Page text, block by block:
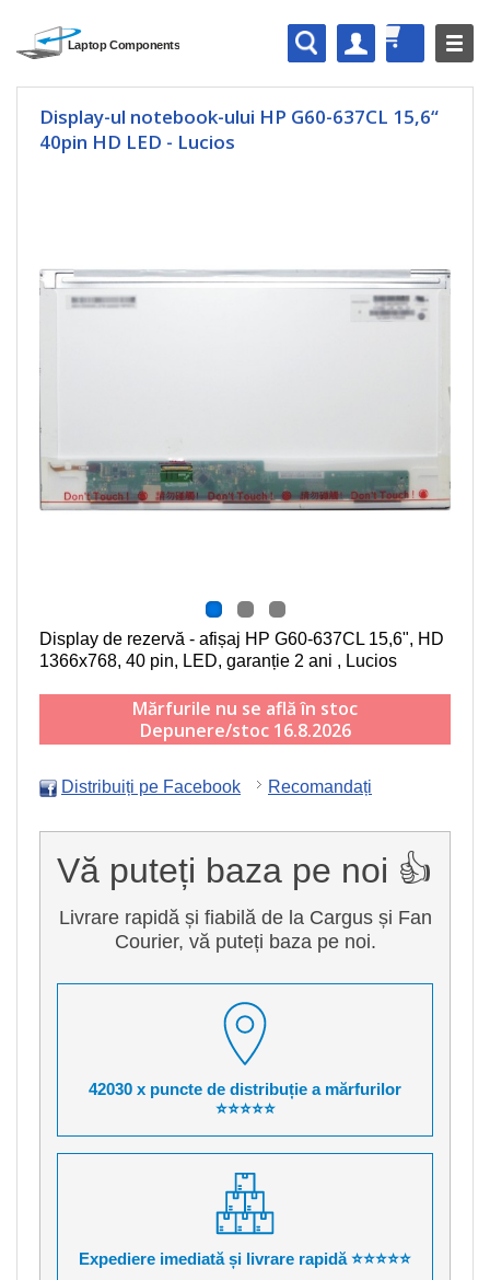
Display-ul notebook-ului HP G60-637CL 15,6“
40pin HD LED - Lucios
Display de rezervă - afișaj HP G60-637CL 15,6", HD
1366x768, 40 pin, LED, garanție 2 ani , Lucios
Mărfurile nu se află în stoc
Depunere/stoc 16.8.2026
Distribuiți pe Facebook Recomandați
Vă puteți baza pe noi 👍
Livrare rapidă și fiabilă de la Cargus și Fan
Courier, vă puteți baza pe noi.
42030 x puncte de distribuție a mărfurilor
⭐⭐⭐⭐⭐
Expediere imediată și livrare rapidă ⭐⭐⭐⭐⭐